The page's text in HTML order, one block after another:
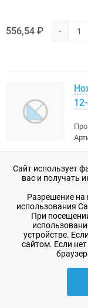
556,54 ₽ -
250,31 ₽ -
Сайт использует
вас и получать
Разрешение на
использования
При
устройстве.
сайтом. Если